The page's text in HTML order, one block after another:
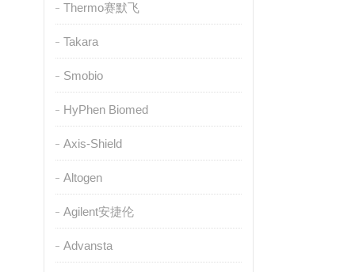
Thermo赛默飞
Takara
Smobio
HyPhen Biomed
Axis-Shield
Altogen
Agilent安捷伦
Advansta